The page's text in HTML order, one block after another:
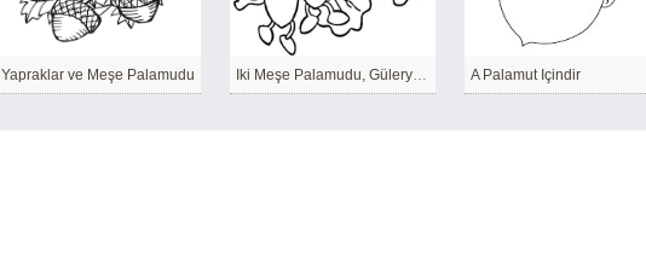
Yapraklar ve Meşe Palamudu Iki Meşe Palamudu, Güleryüzlü A Palamut Içindir